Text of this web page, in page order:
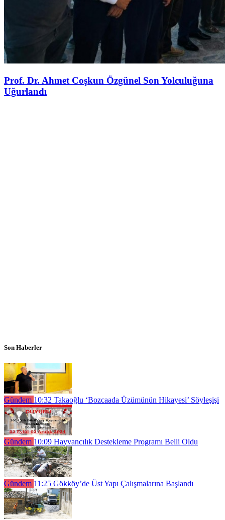
Prof. Dr. Ahmet Coşkun Özgünel Son Yolculuğuna
Uğurlandı
Son Haberler
Gündem 10:32 Takaoğlu ‘Bozcaada Üzümünün Hikayesi’ Söyleşişi
Gündem 10:09 Hayvancılık Destekleme Programı Belli Oldu
Gündem 11:25 Gökköy’de Üst Yapı Çalışmalarına Başlandı